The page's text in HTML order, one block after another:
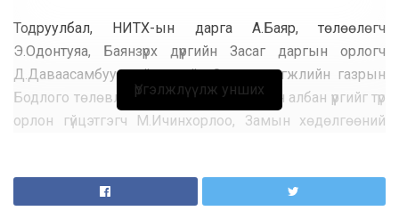
Тодруулбал, НИТХ-ын дарга А.Баяр, төлөөлөгч
Э.Одонтуяа, Баянзүрх дүүргийн Засаг даргын орлогч
Д.Даваасамбуу, нийслэлийн Замын хөгжлийн газрын
Бодлого төлөвлөлтийн хэлтсийн даргын албан үүргийг түр
орлон гүйцэтгэгч М.Ичинхорлоо, Замын хөдөлгөөний
дарга, дэд хурандаа Б.Очирбат зэрэг ажлын хэсгийн
Үргэлжлүүлж унших